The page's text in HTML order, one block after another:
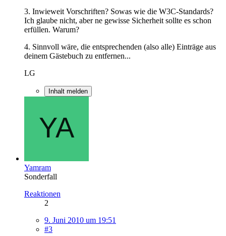
3. Inwieweit Vorschriften? Sowas wie die W3C-Standards?
Ich glaube nicht, aber ne gewisse Sicherheit sollte es schon
erfüllen. Warum?
4. Sinnvoll wäre, die entsprechenden (also alle) Einträge aus
deinem Gästebuch zu entfernen...
LG
Inhalt melden
Yamram
Sonderfall
Reaktionen
2
9. Juni 2010 um 19:51
#3